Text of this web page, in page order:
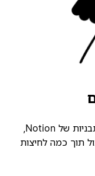
להעלות את התבנית שלכם לגלריית התבניות של Notion,
כמה לחיצות